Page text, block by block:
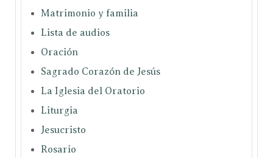
Matrimonio y familia
Lista de audios
Oración
Sagrado Corazón de Jesús
La Iglesia del Oratorio
Liturgia
Jesucristo
Rosario